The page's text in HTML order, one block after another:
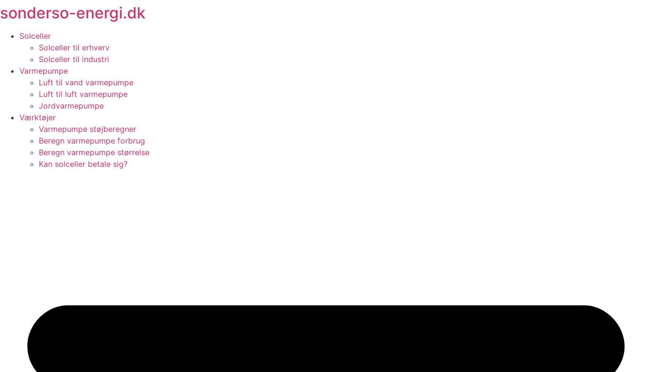
Videre
til
indhold
sonderso-energi.dk
Solceller
Solceller til erhverv
Solceller til industri
Varmepumpe
Luft til vand varmepumpe
Luft til luft varmepumpe
Jordvarmepumpe
Værktøjer
Varmepumpe støjberegner
Beregn varmepumpe forbrug
Beregn varmepumpe størrelse
Kan solceller betale sig?